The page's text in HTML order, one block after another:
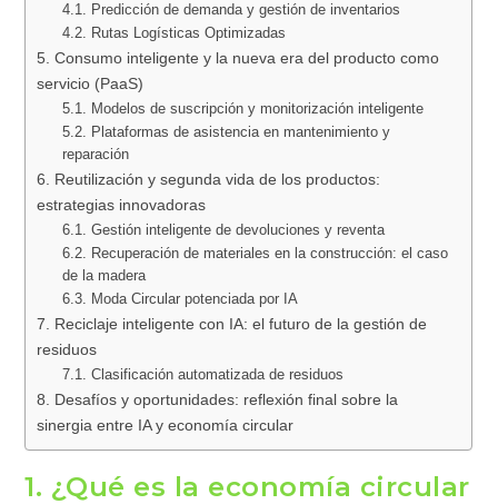
4.1. Predicción de demanda y gestión de inventarios
4.2. Rutas Logísticas Optimizadas
5. Consumo inteligente y la nueva era del producto como
servicio (PaaS)
5.1. Modelos de suscripción y monitorización inteligente
5.2. Plataformas de asistencia en mantenimiento y
reparación
6. Reutilización y segunda vida de los productos:
estrategias innovadoras
6.1. Gestión inteligente de devoluciones y reventa
6.2. Recuperación de materiales en la construcción: el caso
de la madera
6.3. Moda Circular potenciada por IA
7. Reciclaje inteligente con IA: el futuro de la gestión de
residuos
7.1. Clasificación automatizada de residuos
8. Desafíos y oportunidades: reflexión final sobre la
sinergia entre IA y economía circular
1. ¿Qué es la economía circular